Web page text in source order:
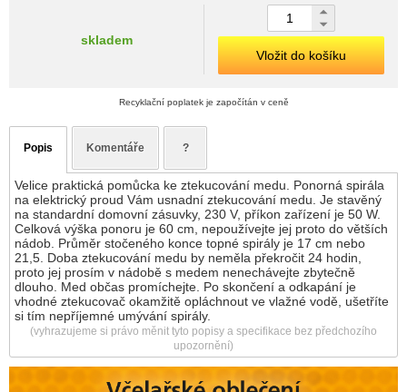
skladem
Vložit do košíku
Recyklační poplatek je započítán v ceně
Popis Komentáře ?
Velice praktická pomůcka ke ztekucování medu. Ponorná spirála
na elektrický proud Vám usnadní ztekucování medu. Je stavěný
na standardní domovní zásuvky, 230 V, příkon zařízení je 50 W.
Celková výška ponoru je 60 cm, nepoužívejte jej proto do větších
nádob. Průměr stočeného konce topné spirály je 17 cm nebo
21,5. Doba ztekucování medu by neměla překročit 24 hodin,
proto jej prosím v nádobě s medem nenechávejte zbytečně
dlouho. Med občas promíchejte. Po skončení a odkapání je
vhodné ztekucovač okamžitě opláchnout ve vlažné vodě, ušetříte
si tím nepříjemné umývání spirály.
(vyhrazujeme si právo měnit tyto popisy a specifikace bez předchozího
upozornění)